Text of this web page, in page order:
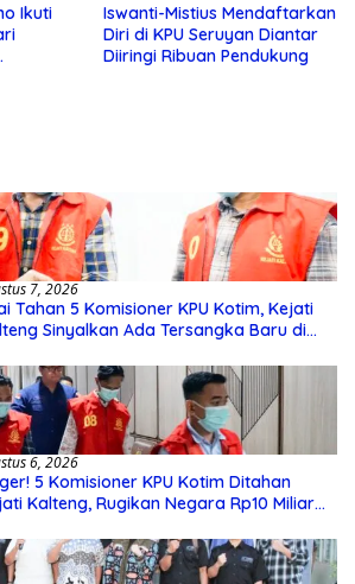
Ikuti
Iswanti-Mistius Mendaftarkan
Diri di KPU Seruyan Diantar
Diiringi Ribuan Pendukung
7, 2026
Tahan 5 Komisioner KPU Kotim, Kejati
Sinyalkan Ada Tersangka Baru di
6, 2026
5 Komisioner KPU Kotim Ditahan
Kalteng, Rugikan Negara Rp10 Miliar